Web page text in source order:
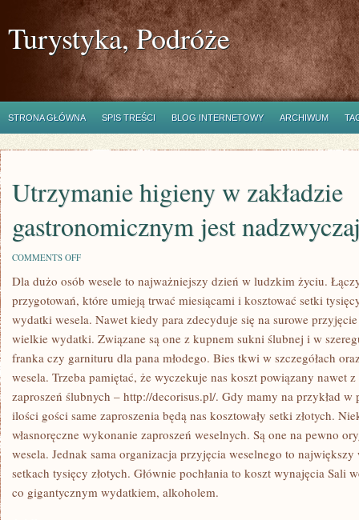
Turystyka, Podróże
STRONA GŁÓWNA SPIS TREŚCI BLOG INTERNETOWY ARCHIWUM
Utrzymanie higieny w zakładzie
gastronomicznym jest
COMMENTS OFFON
HIGIENY
ZAKŁADZIE
GASTRONOMICZNYM
NADZWYCZAJ
ZAWIŁE
Dla dużo osób wesele to najważniejszy dzień w ludzkim życiu.
przygotowań, które umieją trwać miesiącami i kosztować setki
wydatki wesela. Nawet kiedy para zdecyduje się na surowe
wielkie wydatki. Związane są one z kupnem sukni ślubnej i w
franka czy garnituru dla pana młodego. Bies tkwi w szczegółach
wesela. Trzeba pamiętać, że wyczekuje nas koszt powiązany nawet
zaproszeń ślubnych – http://decorisus.pl/. Gdy mamy na przykład w
ilości gości same zaproszenia będą nas kosztowały setki złotych.
własnoręczne wykonanie zaproszeń weselnych. Są one na pewno
wesela. Jednak sama organizacja przyjęcia weselnego to
setkach tysięcy złotych. Głównie pochłania to koszt wynajęcia Sali
co gigantycznym wydatkiem, alkoholem.